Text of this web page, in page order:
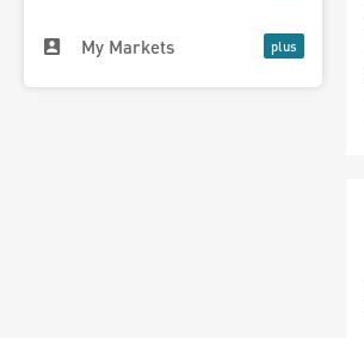
My Markets